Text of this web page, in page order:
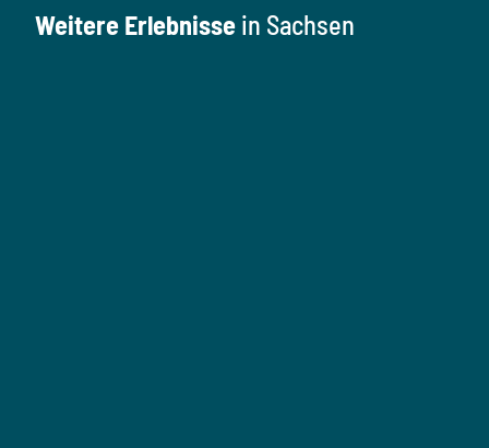
Weitere Erlebnisse in Sachsen